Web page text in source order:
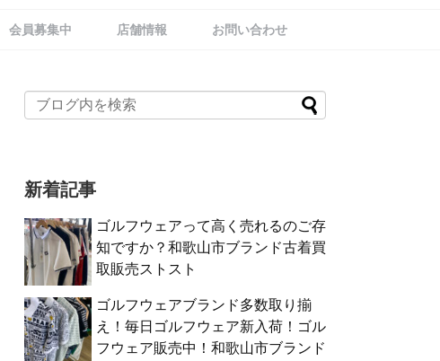
会員募集中 店舗情報 お問い合わせ
新着記事
ゴルフウェアって高く売れるのご存
知ですか？和歌山市ブランド古着買
取販売ストスト
ゴルフウェアブランド多数取り揃
え！毎日ゴルフウェア新入荷！ゴル
フウェア販売中！和歌山市ブランド